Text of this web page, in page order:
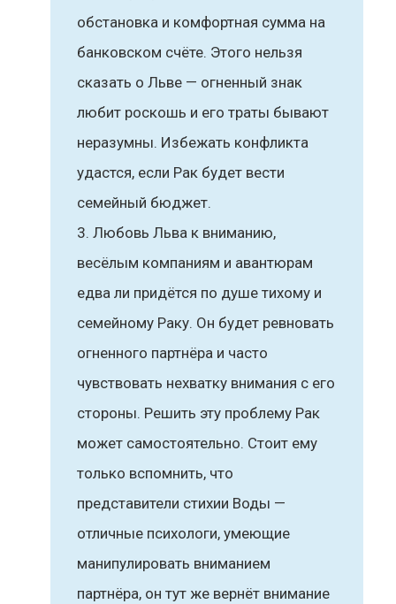
обстановка и комфортная сумма на
банковском счёте. Этого нельзя
сказать о Льве — огненный знак
любит роскошь и его траты бывают
неразумны. Избежать конфликта
удастся, если Рак будет вести
семейный бюджет.
Любовь Льва к вниманию,
весёлым компаниям и авантюрам
едва ли придётся по душе тихому и
семейному Раку. Он будет ревновать
огненного партнёра и часто
чувствовать нехватку внимания с его
стороны. Решить эту проблему Рак
может самостоятельно. Стоит ему
только вспомнить, что
представители стихии Воды —
отличные психологи, умеющие
манипулировать вниманием
партнёра, он тут же вернёт внимание